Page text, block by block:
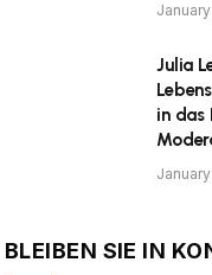
Julia
in das
BLEIBEN SIE IN